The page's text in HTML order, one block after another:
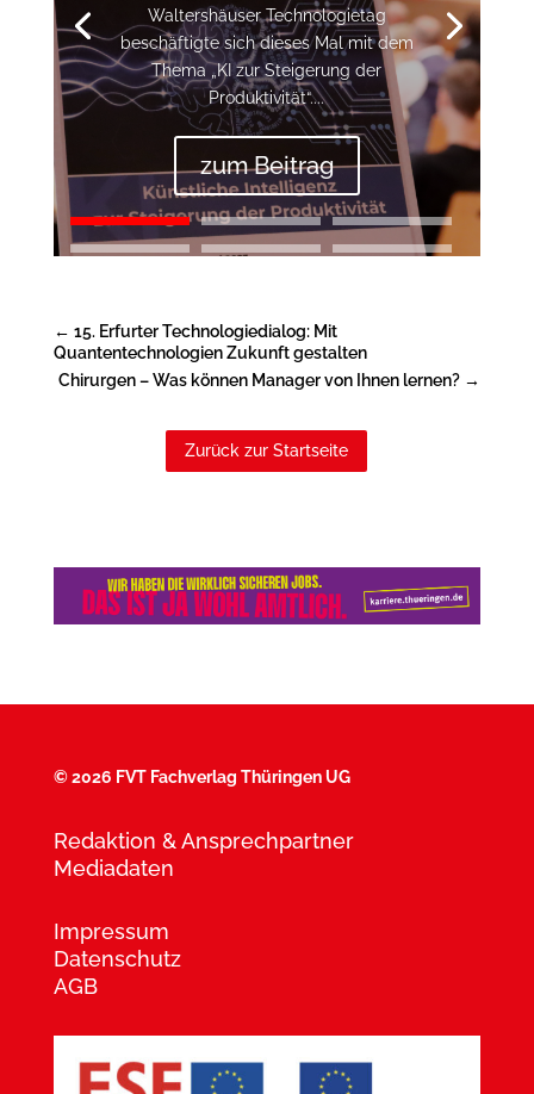
Waltershäuser Technologietag
beschäftigte sich dieses Mal mit dem
Thema „KI zur Steigerung der
Produktivität“....
zum Beitrag
← 15. Erfurter Technologiedialog: Mit
Quantentechnologien Zukunft gestalten
Chirurgen – Was können Manager von Ihnen lernen? →
Zurück zur Startseite
©2026 FVT Fachverlag Thüringen UG
Redaktion & Ansprechpartner
Mediadaten
Impressum
Datenschutz
AGB